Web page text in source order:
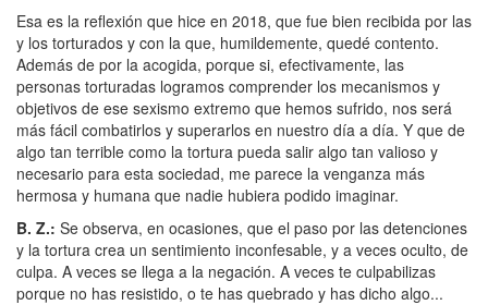
Esa es la reflexión que hice en 2018, que fue bien recibida por las
y los torturados y con la que, humildemente, quedé contento.
Además de por la acogida, porque si, efectivamente, las
personas torturadas logramos comprender los mecanismos y
objetivos de ese sexismo extremo que hemos sufrido, nos será
más fácil combatirlos y superarlos en nuestro día a día. Y que de
algo tan terrible como la tortura pueda salir algo tan valioso y
necesario para esta sociedad, me parece la venganza más
hermosa y humana que nadie hubiera podido imaginar.
B. Z.: Se observa, en ocasiones, que el paso por las detenciones
y la tortura crea un sentimiento inconfesable, y a veces oculto, de
culpa. A veces se llega a la negación. A veces te culpabilizas
porque no has resistido, o te has quebrado y has dicho algo...